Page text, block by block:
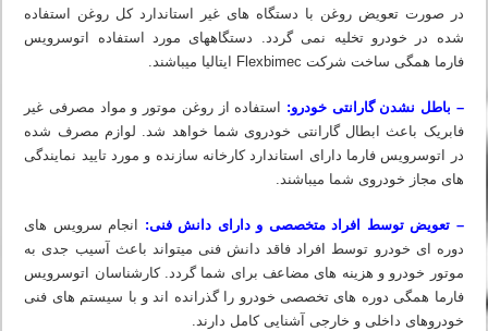
در صورت تعویض روغن با دستگاه های غیر استاندارد کل روغن استفاده
شده در خودرو تخلیه نمی گردد. دستگاه‏های مورد استفاده اتوسرویس
فارما همگی ساخت شرکت Flexbimec ایتالیا میباشند.
– باطل نشدن گارانتی خودرو: استفاده از روغن موتور و مواد مصرفی غیر
فابریک باعث ابطال گارانتی خودروی شما خواهد شد. لوازم مصرف شده
در اتوسرویس فارما دارای استاندارد کارخانه سازنده و مورد تایید نمایندگی
های مجاز خودروی شما میباشند.
– تعویض توسط افراد متخصصی و دارای دانش فنی: انجام سرویس های
دوره ای خودرو توسط افراد فاقد دانش فنی میتواند باعث آسیب جدی به
موتور خودرو و هزینه های مضاعف برای شما گردد. کارشناسان اتوسرویس
فارما همگی دوره های تخصصی خودرو را گذرانده اند و با سیستم های فنی
خودروهای داخلی و خارجی آشنایی کامل دارند.